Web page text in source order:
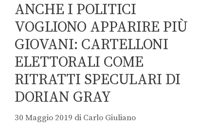
ANCHE I POLITICI
VOGLIONO APPARIRE PIÙ
GIOVANI: CARTELLONI
ELETTORALI COME
RITRATTI SPECULARI DI
DORIAN GRAY
30 Maggio 2019 di Carlo Giuliano